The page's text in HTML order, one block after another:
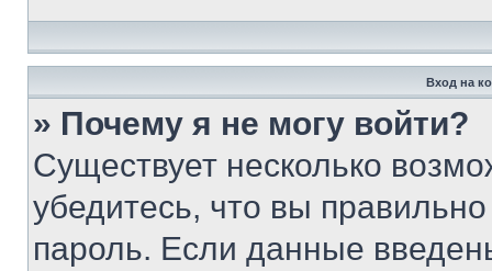
Вход на
» Почему я не могу войти?
Существует несколько
убедитесь, что вы
пароль. Если данные